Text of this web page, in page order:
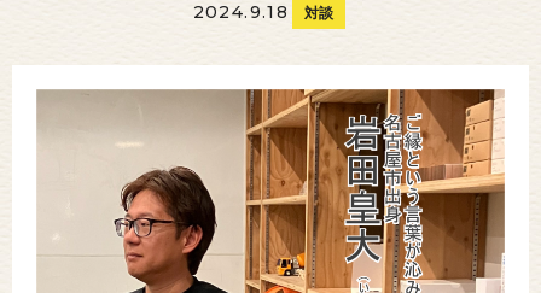
2024.9.18 対談